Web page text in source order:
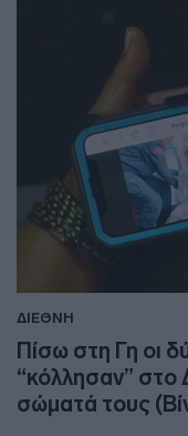
ΔΙΕΘΝΗ
Πίσω στη Γη οι
“κόλλησαν” στο
σώματά τους